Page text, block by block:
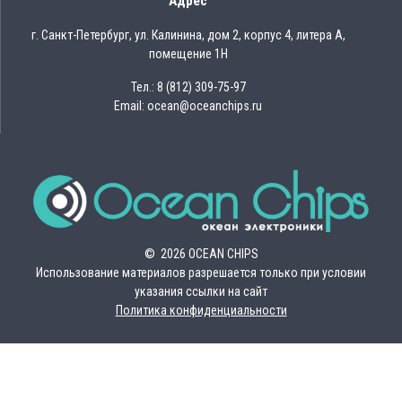
г. Санкт-Петербург, ул. Калинина, дом 2, корпус 4, литера А,
помещение 1Н
Тел.: 8 (812) 309-75-97
Email: ocean@oceanchips.ru
© 2026 OCEAN CHIPS
Использование материалов разрешается только при условии
указания ссылки на сайт
Политика конфиденциальности